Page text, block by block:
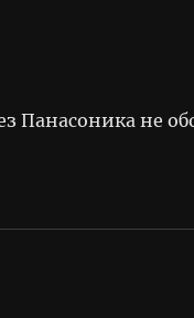
Панасоника не